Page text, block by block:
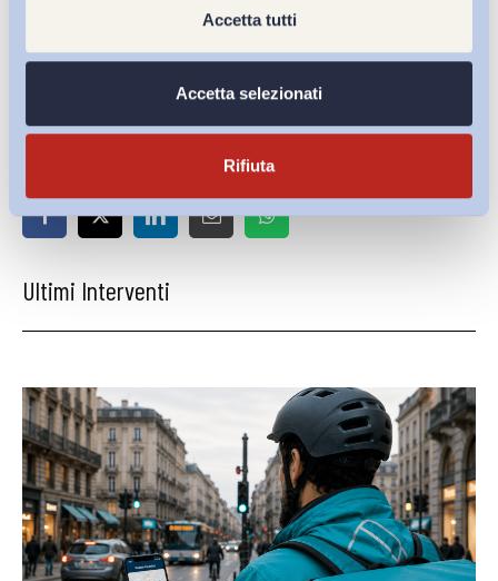
Accetta tutti
Accetta selezionati
Rifiuta
Membro del Comitato scientifico ADAPT
Ultimi Interventi